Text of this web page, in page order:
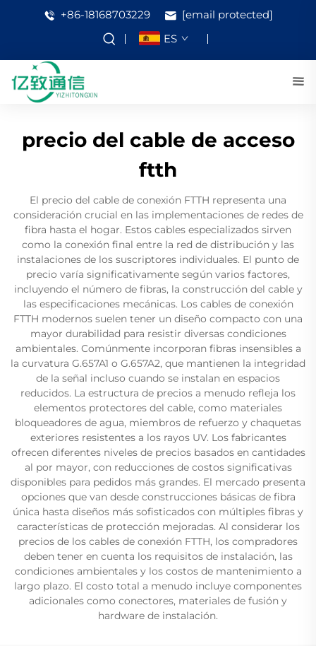
+86-18168703229
[email protected]
ES
precio del cable de acceso
ftth
El precio del cable de conexión FTTH representa una
consideración crucial en las implementaciones de redes de
fibra hasta el hogar. Estos cables especializados sirven
como la conexión final entre la red de distribución y las
instalaciones de los suscriptores individuales. El punto de
precio varía significativamente según varios factores,
incluyendo el número de fibras, la construcción del cable y
las especificaciones mecánicas. Los cables de conexión
FTTH modernos suelen tener un diseño compacto con una
mayor durabilidad para resistir diversas condiciones
ambientales. Comúnmente incorporan fibras insensibles a
la curvatura G.657A1 o G.657A2, que mantienen la integridad
de la señal incluso cuando se instalan en espacios
reducidos. La estructura de precios a menudo refleja los
elementos protectores del cable, como materiales
bloqueadores de agua, miembros de refuerzo y chaquetas
exteriores resistentes a los rayos UV. Los fabricantes
ofrecen diferentes niveles de precios basados en cantidades
al por mayor, con reducciones de costos significativas
disponibles para pedidos más grandes. El mercado presenta
opciones que van desde construcciones básicas de fibra
única hasta diseños más sofisticados con múltiples fibras y
características de protección mejoradas. Al considerar los
precios de los cables de conexión FTTH, los compradores
deben tener en cuenta los requisitos de instalación, las
condiciones ambientales y los costos de mantenimiento a
largo plazo. El costo total a menudo incluye componentes
adicionales como conectores, materiales de fusión y
hardware de instalación.